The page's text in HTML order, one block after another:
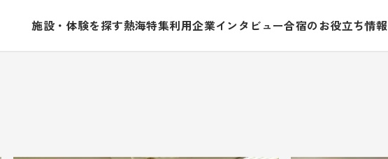
施設・体験を探す熱海特集利用企業インタビュー合宿のお役立ち情報